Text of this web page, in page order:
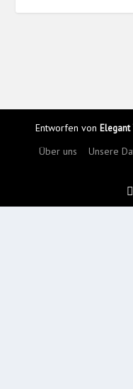
Entworfen von
Über uns Unsere